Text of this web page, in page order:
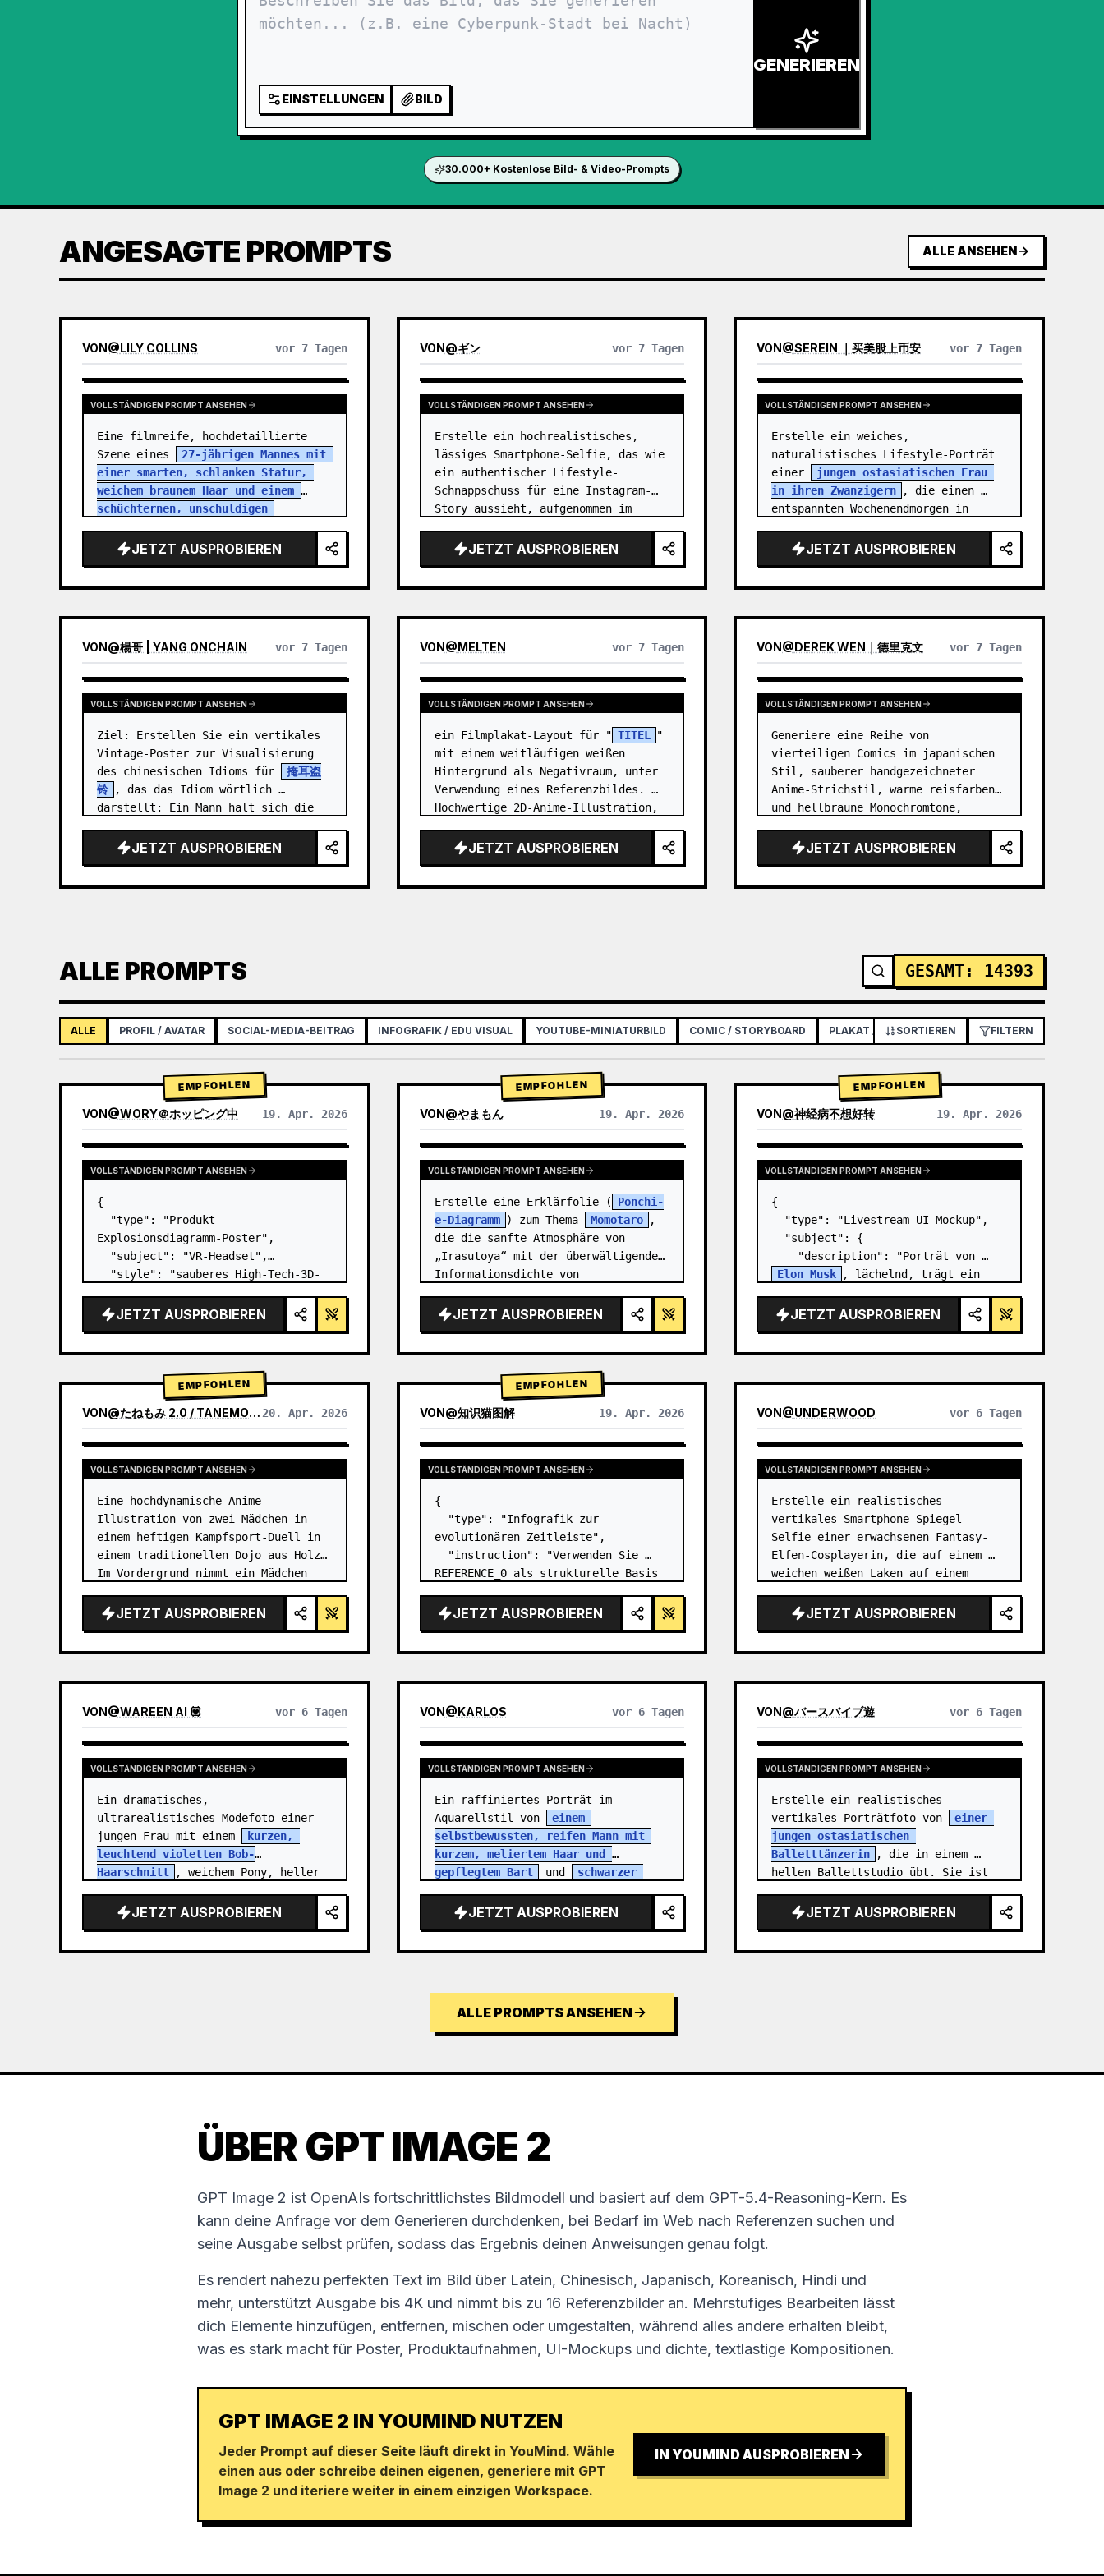
EINSTELLUNGEN BILD
GENERIEREN
30.000+ Kostenlose Bild- & Video-Prompts
ANGESAGTE PROMPTS ALLE ANSEHEN
VON@LILY COLLINS vor 7 Tagen
VOLLSTÄNDIGEN PROMPT ANSEHEN
Eine filmreife, hochdetaillierte
Szene eines
27-jährigen Mannes mit
einer smarten, schlanken Statur,
weichem braunem Haar und einem
schüchternen, unschuldigen
Bürokleidung, die den monotonen
Allta…
JETZT AUSPROBIEREN
VON@ギン vor 7 Tagen
VOLLSTÄNDIGEN PROMPT ANSEHEN
Erstelle ein hochrealistisches,
lässiges Smartphone-Selfie, das wie
ein authentischer Lifestyle-
Schnappschuss für eine Instagram-
Story aussieht, aufgenommen im
Die Person ist eine fröhliche junge
Frau, {argument name="charact…
JETZT AUSPROBIEREN
VON@SEREIN ｜买美股上币安 vor 7 Tagen
VOLLSTÄNDIGEN PROMPT ANSEHEN
Erstelle ein weiches,
naturalistisches Lifestyle-Porträt
einer
jungen ostasiatischen Frau
in ihren Zwanzigern
, die einen
entspannten Wochenendmorgen in
Schlafzimmer verbringt. Sie steh…
JETZT AUSPROBIEREN
VON@楊哥 | YANG ONCHAIN vor 7 Tagen
VOLLSTÄNDIGEN PROMPT ANSEHEN
Ziel: Erstellen Sie ein vertikales
Vintage-Poster zur Visualisierung
des chinesischen Idioms für
掩耳盗
铃
, das das Idiom wörtlich
darstellt: Ein Mann hält sich die
läutende Glocke zu stehl…
JETZT AUSPROBIEREN
VON@MELTEN vor 7 Tagen
VOLLSTÄNDIGEN PROMPT ANSEHEN
ein Filmplakat-Layout für " TITEL
"
mit einem weitläufigen weißen
Hintergrund als Negativraum, unter
Verwendung eines Referenzbildes.
Hochwertige 2D-Anime-Illustration,
Rendering, unter Verwen…
JETZT AUSPROBIEREN
VON@DEREK WEN｜德里克文 vor 7 Tagen
VOLLSTÄNDIGEN PROMPT ANSEHEN
Generiere eine Reihe von
vierteiligen Comics im japanischen
Stil, sauberer handgezeichneter
Anime-Strichstil, warme reisfarbene
und hellbraune Monochromtöne,
einfache weiche Schatten, insgesamt
eine warme und heilsame Atmosph…
JETZT AUSPROBIEREN
ALLE PROMPTS GESAMT: 14393
ALLE PROFIL / AVATAR SOCIAL-MEDIA-BEITRAG INFOGRAFIK / EDU VISUAL YOUTUBE-MINIATURBILD COMIC / STORYBOARD PLAKAT / FLYER APP- / WEBDESIGN
SORTIEREN FILTERN
EMPFOHLEN
VON@WORY＠ホッピング中 19. Apr. 2026
VOLLSTÄNDIGEN PROMPT ANSEHEN
{
  "type": "Produkt-
Explosionsdiagramm-Poster",
  "subject": "VR-Headset",
  "style": "sauberes High-Tech-3D-
leuchtende Akzente",
  "background": "{argument
blauer Verlauf…
JETZT AUSPROBIEREN
EMPFOHLEN
VON@やまもん 19. Apr. 2026
ERGEBNISSE ANDERER MODELLE ANZEIGEN
VOLLSTÄNDIGEN PROMPT ANSEHEN
Erstelle eine Erklärfolie (
Ponchi-
e-Diagramm ) zum Thema Momotaro
,
die die sanfte Atmosphäre von
„Irasutoya“ mit der überwältigenden
Informationsdichte von
JETZT AUSPROBIEREN
EMPFOHLEN
VON@神经病不想好转 19. Apr. 2026
VOLLSTÄNDIGEN PROMPT ANSEHEN
{
  "type": "Livestream-UI-Mockup",
  "subject": {
    "description": "Porträt von
Elon Musk
, lächelnd, trägt ein
technischen Grafik",
    "background": "linke Seite
JETZT AUSPROBIEREN
EMPFOHLEN
VON@たねもみ 2.0 / TANEMOMI VER2.0 20. Apr. 2026
VOLLSTÄNDIGEN PROMPT ANSEHEN
Eine hochdynamische Anime-
Illustration von zwei Mädchen in
einem heftigen Kampfsport-Duell in
einem traditionellen Dojo aus Holz.
Im Vordergrund nimmt ein Mädchen
hair" default="schwarzem Haar in
einem hohen Dutt mit roten Bände…
JETZT AUSPROBIEREN
EMPFOHLEN
VON@知识猫图解 19. Apr. 2026
VOLLSTÄNDIGEN PROMPT ANSEHEN
{
  "type": "Infografik zur
evolutionären Zeitleiste",
  "instruction": "Verwenden Sie
REFERENCE_0 als strukturelle Basis
Vektordesign in eine
hochrealistische 3D-Infografik.
JETZT AUSPROBIEREN
VON@UNDERWOOD vor 6 Tagen
VOLLSTÄNDIGEN PROMPT ANSEHEN
Erstelle ein realistisches
vertikales Smartphone-Spiegel-
Selfie einer erwachsenen Fantasy-
Elfen-Cosplayerin, die auf einem
weichen weißen Laken auf einem
minimalistischen beigen Raum sitzt.
Das Motiv ist {argument
JETZT AUSPROBIEREN
VON@WAREEN AI 💟 vor 6 Tagen
VOLLSTÄNDIGEN PROMPT ANSEHEN
Ein dramatisches,
ultrarealistisches Modefoto einer
jungen Frau mit einem
kurzen,
leuchtend violetten Bob-
Haarschnitt
, weichem Pony, heller
auf Wangen und Nase sowie
ausdrucksstarken braun…
JETZT AUSPROBIEREN
VON@KARLOS vor 6 Tagen
VOLLSTÄNDIGEN PROMPT ANSEHEN
Ein raffiniertes Porträt im
Aquarellstil von
einem
selbstbewussten, reifen Mann mit
kurzem, meliertem Haar und
gepflegtem Bart
und
schwarzer
einen anthraz…
JETZT AUSPROBIEREN
VON@バースバイブ遊 vor 6 Tagen
VOLLSTÄNDIGEN PROMPT ANSEHEN
Erstelle ein realistisches
vertikales Porträtfoto von
einer
jungen ostasiatischen
Balletttänzerin
, die in einem
hellen Ballettstudio übt. Sie ist
Standspagat-Pose zu sehen: ein Fuß
steht en…
JETZT AUSPROBIEREN
ALLE PROMPTS ANSEHEN
ÜBER GPT IMAGE 2
GPT Image 2 ist OpenAIs fortschrittlichstes Bildmodell und basiert auf dem GPT-5.4-Reasoning-Kern. Es
kann deine Anfrage vor dem Generieren durchdenken, bei Bedarf im Web nach Referenzen suchen und
seine Ausgabe selbst prüfen, sodass das Ergebnis deinen Anweisungen genau folgt.
Es rendert nahezu perfekten Text im Bild über Latein, Chinesisch, Japanisch, Koreanisch, Hindi und
mehr, unterstützt Ausgabe bis 4K und nimmt bis zu 16 Referenzbilder an. Mehrstufiges Bearbeiten lässt
dich Elemente hinzufügen, entfernen, mischen oder umgestalten, während alles andere erhalten bleibt,
was es stark macht für Poster, Produktaufnahmen, UI-Mockups und dichte, textlastige Kompositionen.
GPT IMAGE 2 IN YOUMIND NUTZEN
Jeder Prompt auf dieser Seite läuft direkt in YouMind. Wähle
einen aus oder schreibe deinen eigenen, generiere mit GPT
Image 2 und iteriere weiter in einem einzigen Workspace.
IN YOUMIND AUSPROBIEREN